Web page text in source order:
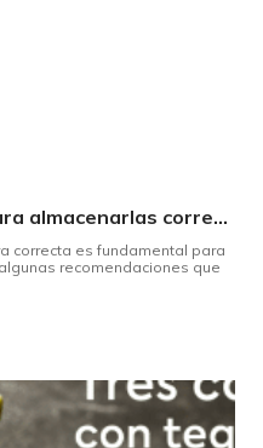
Proteínas seguras, guía para almacenarlas correctamente Copiar
correcta es fundamental para
recomendaciones que